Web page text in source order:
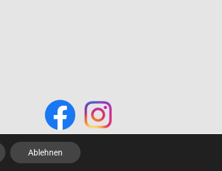
Impressum und Datenschutz
Ablehnen